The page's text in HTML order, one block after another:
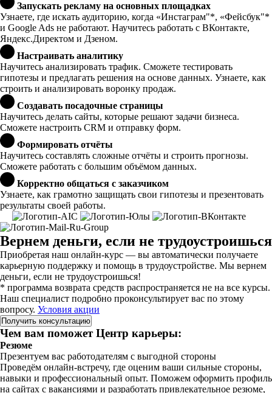
Запускать рекламу на основных площадках
Узнаете, где искать аудиторию, когда «Инстаграм"*, «Фейсбук"*
и Google Ads не работают. Научитесь работать с ВКонтакте,
Яндекс.Директом и Дзеном.
Настраивать аналитику
Научитесь анализировать трафик. Сможете тестировать
гипотезы и предлагать решения на основе данных. Узнаете, как
строить и анализировать воронку продаж.
Создавать посадочные страницы
Научитесь делать сайты, которые решают задачи бизнеса.
Сможете настроить CRM и отправку форм.
Формировать отчёты
Научитесь составлять сложные отчёты и строить прогнозы.
Сможете работать с большим объёмом данных.
Корректно общаться с заказчиком
Узнаете, как грамотно защищать свои гипотезы и презентовать
результаты своей работы.
Вернем деньги, если не трудоустроишься
Приобретая наш онлайн-курс — вы автоматически получаете
карьерную поддержку и помощь в трудоустройстве. Мы вернем
деньги, если не трудоустроишься!
* программа возврата средств распространяется не на все курсы.
Наш специалист подробно проконсультирует вас по этому
вопросу. Условия акции
Получить консультацию
Чем вам поможет Центр карьеры:
Резюме
Презентуем вас работодателям с выгодной стороны
Проведём онлайн-встречу, где оценим ваши сильные стороны,
навыки и профессиональный опыт. Поможем оформить профиль
на сайтах с вакансиями и разработать привлекательное резюме,